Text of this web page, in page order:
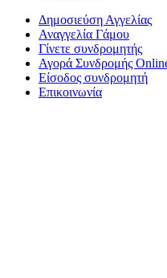
Δημοσιεύση Αγγελίας
Αναγγελία Γάμου
Γίνετε συνδρομητής
Αγορά Συνδρομής
Είσοδος συνδρομητή
Επικοινωνία